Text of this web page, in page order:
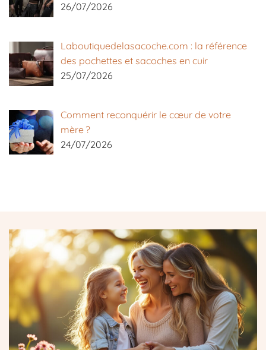
26/07/2026
Laboutiquedelasacoche.com : la référence
des pochettes et sacoches en cuir
25/07/2026
Comment reconquérir le cœur de votre
mère ?
24/07/2026